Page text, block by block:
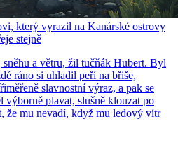
který vyrazil na Kanárské ostrovy
stejně
a větru, žil tučňák Hubert. Byl
ráno si uhladil peří na břiše,
slavnostní výraz, a pak se
plavat, slušně klouzat po
že mu nevadí, když mu ledový vítr